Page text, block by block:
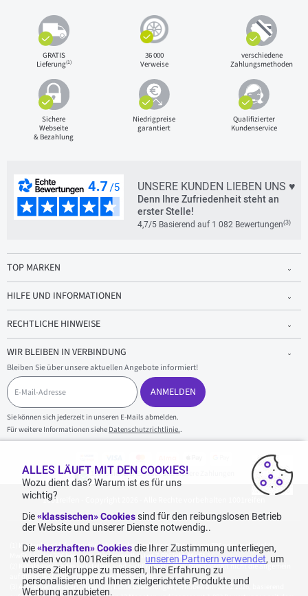
GRATIS
Lieferung(1)
36 000
Verweise
verschiedene
Zahlungsmethoden
Sichere
Webseite
& Bezahlung
Niedrigpreise
garantiert
Qualifizierter
Kundenservice
UNSERE KUNDEN LIEBEN UNS ♥
Denn Ihre Zufriedenheit steht an
erster Stelle!
4,7/5 Basierend auf 1 082 Bewertungen(3)
TOP MARKEN
HILFE UND INFORMATIONEN
RECHTLICHE HINWEISE
WIR BLEIBEN IN VERBINDUNG
Bleiben Sie über unsere aktuellen Angebote informiert!
E
-
M
a
i
l
ANMELDEN
Sie können sich jederzeit in unseren E-Mails abmelden.
Für weitere Informationen siehe Datenschutzrichtlinie..
100 % sicherer Einkauf und sichere Zahlungen
1001reifen - Copyright 2026 - Alle Rechte vorbehalten 1001reifen
Kostenlose Lieferung: für jeden Einkauf mit einem Betrag von 70€ oder mehr (inkl.
MwSt.) (unter 70€ betragen die Versandkosten 7,90€ inkl. MwSt.).
Katalogpreise des Herstellers sind nicht rabattierbar. Dies spiegelt nicht die allgemein
auf dieser Webseite angegebenen Preise wider.
Aggregierte Bewertungen von Echte Bewertungen, erhoben am 23.02.2026, basierend
ALLES LÄUFT MIT DEN COOKIES!
Wozu dient das? Warum ist es für uns
wichtig?
Die«klassischen» Cookiessind für den reibungslosen Betrieb
der Website und unserer Dienste notwendig..
Die«herzhaften» Cookies die Ihrer Zustimmung unterliegen,
werden von 1001Reifen und unseren Partnern verwendet, um
unsere Zielgruppe zu messen, Ihre Erfahrung zu
personalisieren und Ihnen zielgerichtete Produkte und
Werbung anzubieten.